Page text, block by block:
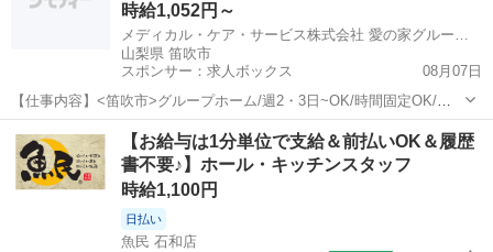
時給1,052円～
メディカル・ケア・サービス株式会社 愛の家グループホーム 笛吹石和
山梨県 笛吹市
スポンサー：求人ボックス
08月07日
【仕事内容】<笛吹市>グループホーム/週2・3日~OK/時間固定OK/資
格・経験不問/資格取得支援あり 仕事内容 グループホームの介護職の
お仕事です! (1ユニット:9名) <業務内容> ・食事、入浴、排泄等の介助
・レクリエーシ...
アルバイト・パート
【お給与は1分単位で支給＆前払いOK＆履歴
書不要♪】ホール・キッチンスタッフ
時給1,100円
日払い
魚民 石和店